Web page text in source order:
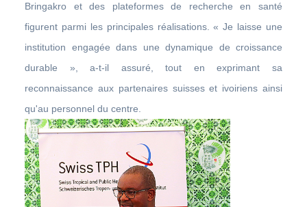
Bringakro et des plateformes de recherche en santé
figurent parmi les principales réalisations. « Je laisse une
institution engagée dans une dynamique de croissance
durable », a-t-il assuré, tout en exprimant sa
reconnaissance aux partenaires suisses et ivoiriens ainsi
qu'au personnel du centre.